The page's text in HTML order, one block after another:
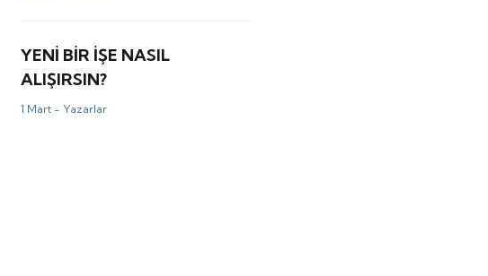
YENİ BİR İŞE NASIL
ALIŞIRSIN?
1 Mart - Yazarlar